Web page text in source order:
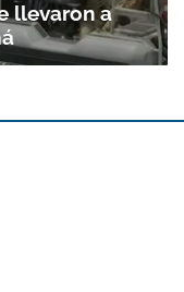
llevaron a